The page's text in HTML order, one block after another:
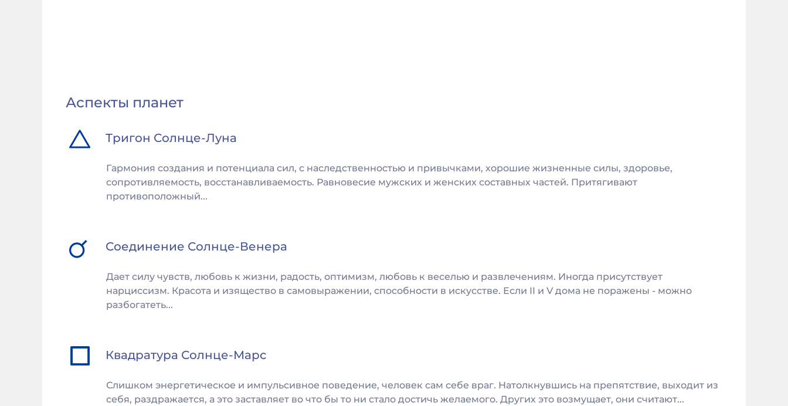
Аспекты планет
Тригон Солнце-Луна
Гармония создания и потенциала сил, с наследственностью и привычками, хорошие жизненные силы, здоровье,
сопротивляемость, восстанавливаемость. Равновесие мужских и женских составных частей. Притягивают
противоположный...
Соединение Солнце-Венера
Дает силу чувств, любовь к жизни, радость, оптимизм, любовь к веселью и развлечениям. Иногда присутствует
нарциссизм. Красота и изящество в самовыражении, способности в искусстве. Если II и V дома не поражены - можно
разбогатеть...
Квадратура Солнце-Марс
Слишком энергетическое и импульсивное поведение, человек сам себе враг. Натолкнувшись на препятствие, выходит из
себя, раздражается, а это заставляет во что бы то ни стало достичь желаемого. Других это возмущает, они считают...